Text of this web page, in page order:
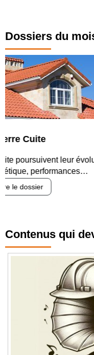
Dossiers du
Entre circulation,
Contenus qui